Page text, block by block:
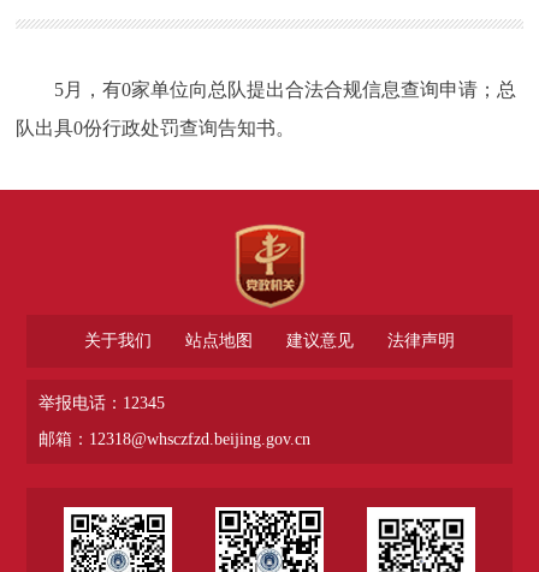
5月，有0家单位向总队提出合法合规信息查询申请；总
队出具0份行政处罚查询告知书。
关于我们 站点地图 建议意见 法律声明
举报电话：12345
邮箱：12318@whsczfzd.beijing.gov.cn